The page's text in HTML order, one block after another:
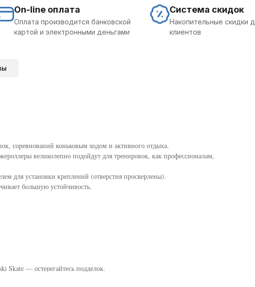
On-line оплата
Оплата производится банковской
картой и электронными деньгами
Система скидок
Накопительные скидки
клиентов
соревнований коньковым ходом и активного отдыха.
великолепно подойдут для тренировок, как профессионалам,
для установки креплений (отверстия просверлены).
большую устойчивость.
Skate — остерегайтесь подделок.
всем требованиям любителей и профессионалов — остерегайтесь